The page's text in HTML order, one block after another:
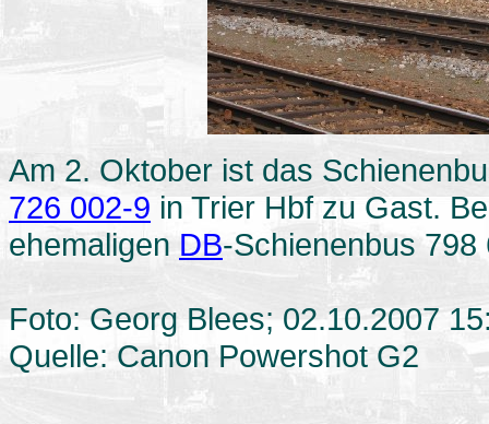
Am 2. Oktober ist das
726 002-9 in Trier Hbf zu Gast.
ehemaligen DB-Schienenbus 798
Foto: Georg Blees; 02.10.2007
Quelle: Canon Powershot G2